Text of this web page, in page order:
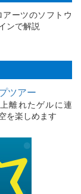
ーツのソフトウ
ンで解説
ツアー
離れたゲルに連
を楽しめます